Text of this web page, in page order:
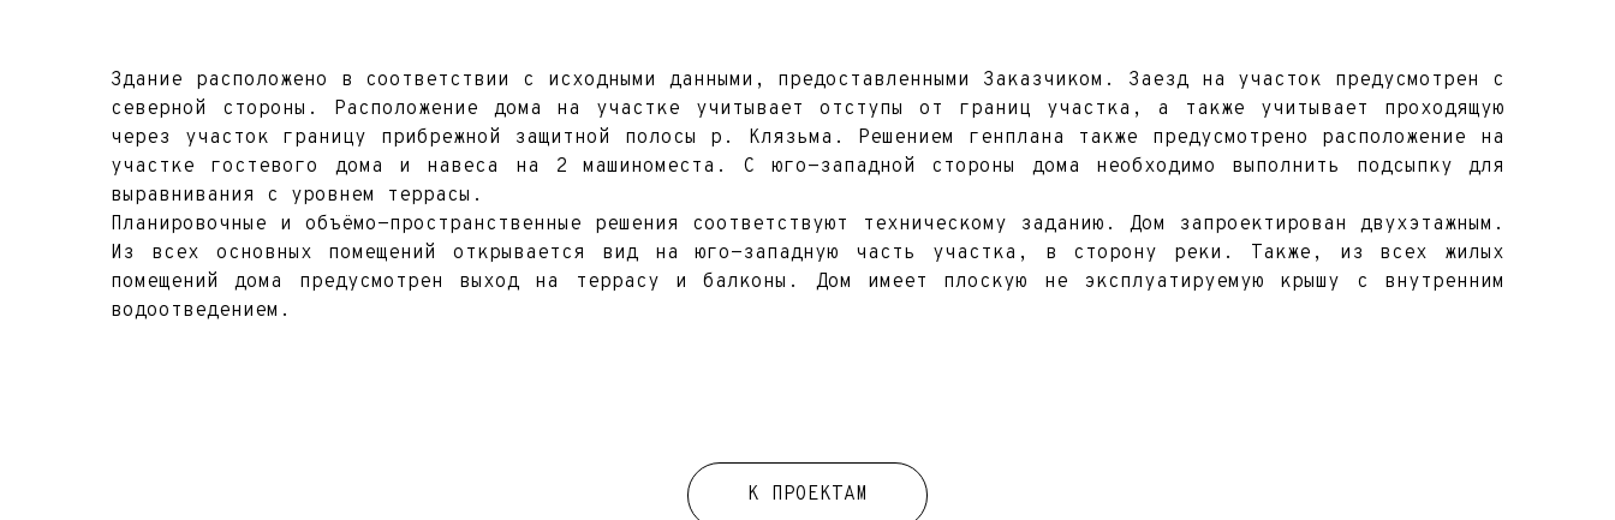
Здание расположено в соответствии с исходными данными, предоставленными Заказчиком. Заезд на участок предусмотрен с
северной стороны. Расположение дома на участке учитывает отступы от границ участка, а также учитывает проходящую
через участок границу прибрежной защитной полосы р. Клязьма. Решением генплана также предусмотрено расположение на
участке гостевого дома и навеса на 2 машиноместа. С юго-западной стороны дома необходимо выполнить подсыпку для
выравнивания с уровнем террасы.
Планировочные и объёмо-пространственные решения соответствуют техническому заданию. Дом запроектирован двухэтажным.
Из всех основных помещений открывается вид на юго-западную часть участка, в сторону реки. Также, из всех жилых
помещений дома предусмотрен выход на террасу и балконы. Дом имеет плоскую не эксплуатируемую крышу с внутренним
водоотведением.
К ПРОЕКТАМ